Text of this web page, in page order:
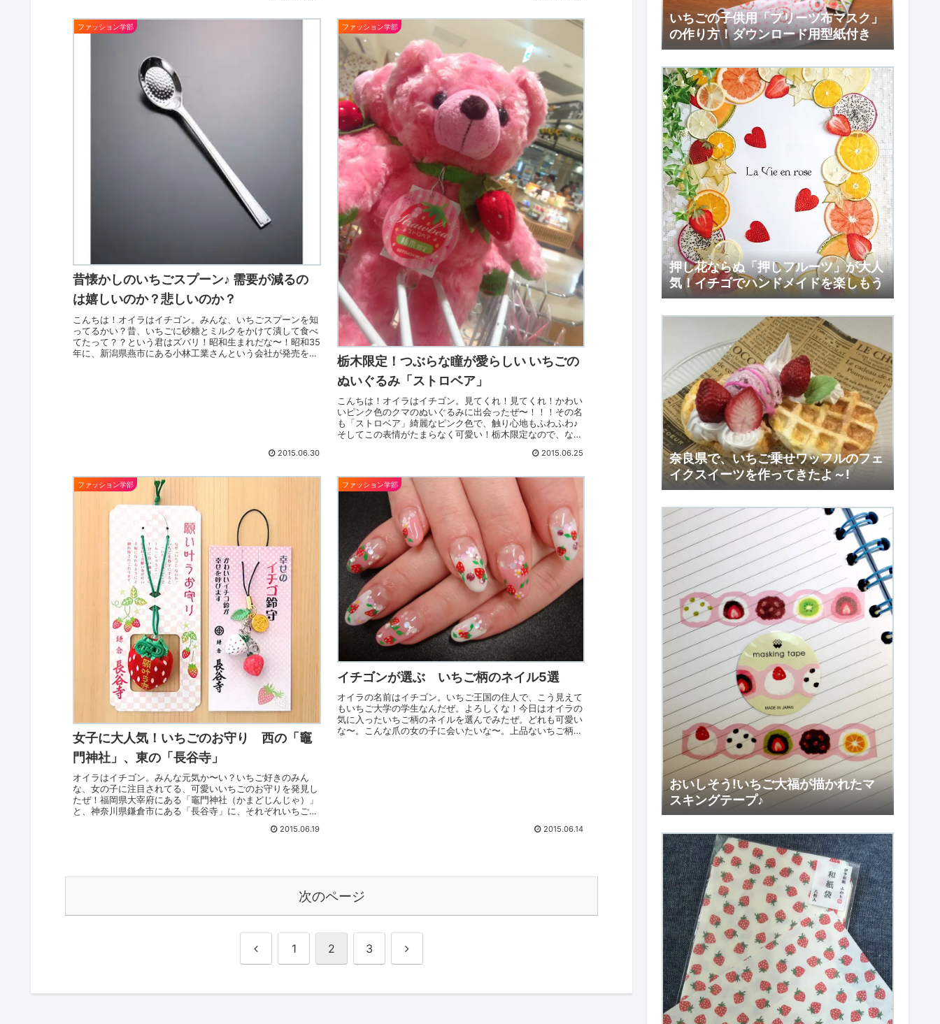
ファッション学部
昔懐かしのいちごスプーン♪ 需要が減るの
は嬉しいのか？悲しいのか？
こんちは！オイラはイチゴン。みんな、いちごスプーンを知
ってるかい？昔、いちごに砂糖とミルクをかけて潰して食べ
てたって？？という君はズバリ！昭和生まれだな〜！昭和35
年に、新潟県燕市にある小林工業さんという会社が発売を開
2015.06.30
ファッション学部
栃木限定！つぶらな瞳が愛らしい いちごの
ぬいぐるみ「ストロベア」
こんちは！オイラはイチゴン。見てくれ！見てくれ！かわい
いピンク色のクマのぬいぐるみに出会ったぜ〜！！！その名
も「ストロベア」綺麗なピンク色で、触り心地もふわふわ♪
そしてこの表情がたまらなく可愛い！栃木限定なので、なか
2015.06.25
ファッション学部
女子に大人気！いちごのお守り 西の「竈
門神社」、東の「長谷寺」
オイラはイチゴン。みんな元気か〜い？いちご好きのみん
な、女の子に注目されてる、可愛いいちごのお守りを発見し
たぜ！福岡県大宰府にある「竈門神社（かまどじんじゃ）」
と、神奈川県鎌倉市にある「長谷寺」に、それぞれいちごの
2015.06.19
ファッション学部
イチゴンが選ぶ いちご柄のネイル5選
オイラの名前はイチゴン。いちご王国の住人で、こう見えて
もいちご大学の学生なんだぜ。よろしくな！今日はオイラの
気に入ったいちご柄のネイルを選んでみたぜ。どれも可愛い
な〜。こんな爪の女の子に会いたいな〜。上品ないちご柄で
2015.06.14
次のページ
前 1 2 3 次
いちごの子供用「プリーツ布マスク」
の作り方！ダウンロード用型紙付き
押し花ならぬ「押しフルーツ」が大人
気！イチゴでハンドメイドを楽しもう
奈良県で、いちご乗せワッフルのフェ
イクスイーツを作ってきたよ～!
おいしそう!いちご大福が描かれたマ
スキングテープ♪